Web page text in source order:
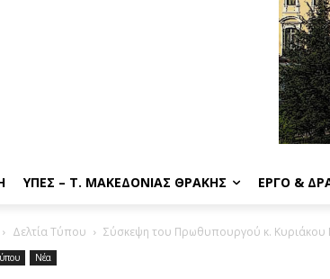
ΥΠΕΣ – Τ. ΜΑΚΕΔΟΝΊΑΣ ΘΡΆΚΗΣ ΈΡΓΟ &
Δελτία Τύπου Σύσκεψη του Πρωθυπουργού κ. Κυριάκου
Νέα